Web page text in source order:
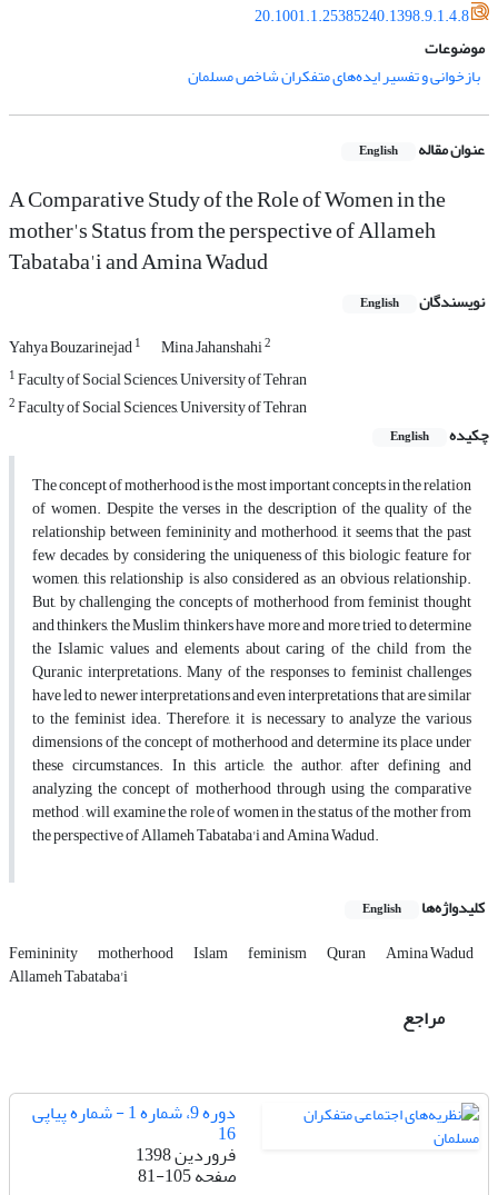
20.1001.1.25385240.1398.9.1.4.8
موضوعات
بازخوانی و تفسیر ایده‌های متفکران شاخص مسلمان
عنوان مقاله English
A Comparative Study of the Role of Women in the
mother's Status from the perspective of Allameh
Tabataba'i and Amina Wadud
نویسندگان English
Yahya Bouzarinejad1 Mina Jahanshahi2
1Faculty of Social Sciences, University of Tehran
2Faculty of Social Sciences, University of Tehran
چکیده
English
The concept of motherhood is the most important concepts in the relation
of women. Despite the verses in the description of the quality of the
relationship between femininity and motherhood, it seems that the past
few decades, by considering the uniqueness of this biologic feature for
women, this relationship is also considered as an obvious relationship.
But, by challenging the concepts of motherhood from feminist thought
and thinkers, the Muslim thinkers have more and more tried to determine
the Islamic values and elements about caring of the child from the
Quranic interpretations. Many of the responses to feminist challenges
have led to newer interpretations and even interpretations that are similar
to the feminist idea. Therefore, it is necessary to analyze the various
dimensions of the concept of motherhood and determine its place under
these circumstances. In this article, the author, after defining and
analyzing the concept of motherhood through using the comparative
method , will examine the role of women in the status of the mother from
the perspective of Allameh Tabataba'i and Amina Wadud.
کلیدواژه‌ها English
Femininity motherhood Islam feminism Quran Amina Wadud
Allameh Tabataba'i
مراجع
دوره 9، شماره 1 - شماره پیاپی
16
فروردین 1398
صفحه81-105